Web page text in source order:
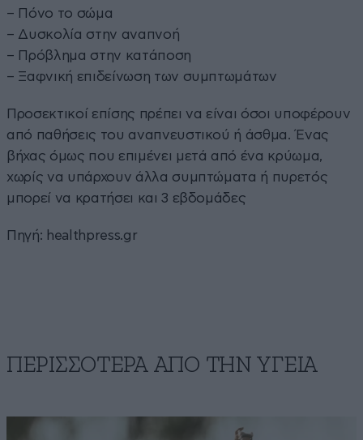
– Πόνο το σώμα
– Δυσκολία στην αναπνοή
– Πρόβλημα στην κατάποση
– Ξαφνική επιδείνωση των συμπτωμάτων
Προσεκτικοί επίσης πρέπει να είναι όσοι υποφέρουν
από παθήσεις του αναπνευστικού ή άσθμα. Ένας
βήχας όμως που επιμένει μετά από ένα κρύωμα,
χωρίς να υπάρχουν άλλα συμπτώματα ή πυρετός
μπορεί να κρατήσει και 3 εβδομάδες
Πηγή: healthpress.gr
ΠΕΡΙΣΣΟΤΕΡΑ ΑΠΟ ΤΗΝ ΥΓΕΙΑ